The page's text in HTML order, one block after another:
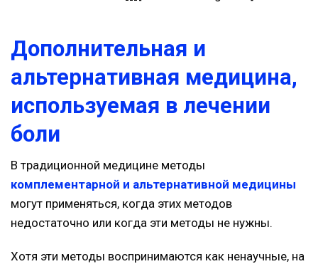
Дополнительная и
альтернативная медицина,
используемая в лечении
боли
В традиционной медицине методы
комплементарной и альтернативной медицины
могут применяться, когда этих методов
недостаточно или когда эти методы не нужны.
Хотя эти методы воспринимаются как ненаучные, на